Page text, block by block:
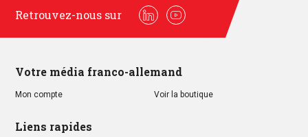
Retrouvez-nous sur
LinkedinYoutube
Votre média franco-allemand
Mon compte Voir la boutique
Liens rapides